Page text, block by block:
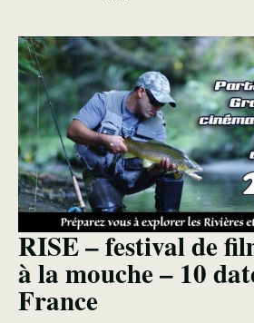
RISE – festival de
à la mouche – 10
France